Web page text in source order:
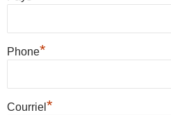
Phone*
Courriel *